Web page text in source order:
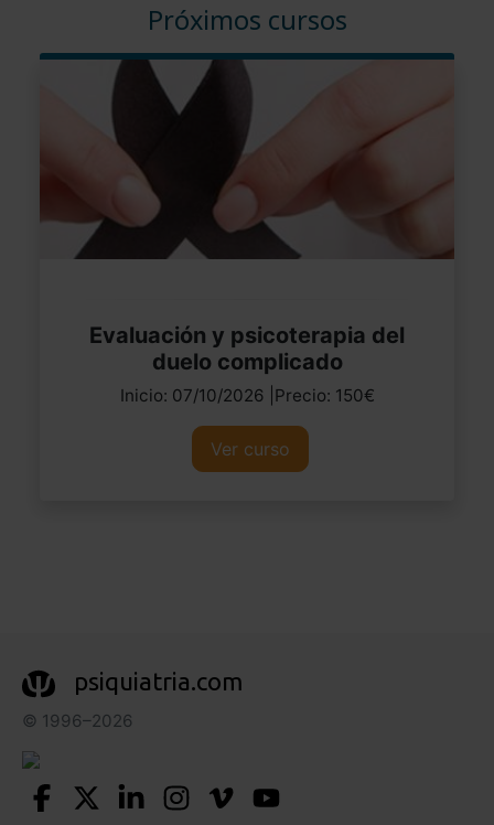
Próximos cursos
Evaluación y psicoterapia del
duelo complicado
Inicio: 07/10/2026 |Precio: 150€
Ver curso
psiquiatria.com
© 1996–2026